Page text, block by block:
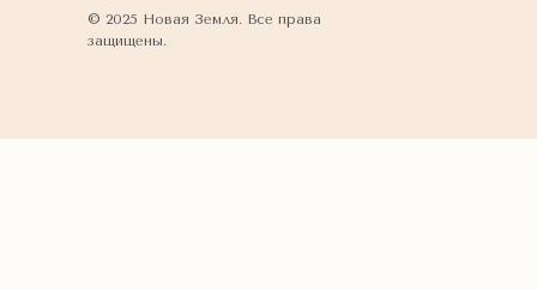
© 2025 Новая Земля. Все права
защищены.